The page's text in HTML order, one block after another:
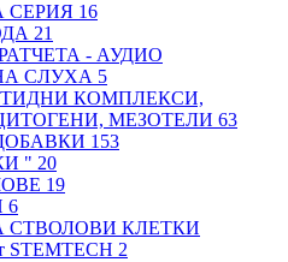
СЕРИЯ 16
21
- АУДИО
СЛУХА 5
КОМПЛЕКСИ,
МЕЗОТЕЛИ 63
153
" 20
19
6
СТВОЛОВИ КЛЕТКИ
STEMTECH 2